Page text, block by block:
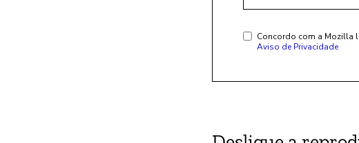
Concordo com a Mozilla
Aviso de Privacidade